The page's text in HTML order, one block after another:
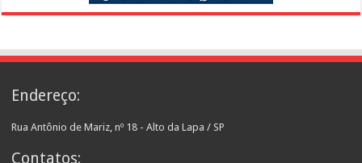
Endereço:
Rua Antônio de Mariz, nº 18 - Alto da Lapa / SP
Contatos: